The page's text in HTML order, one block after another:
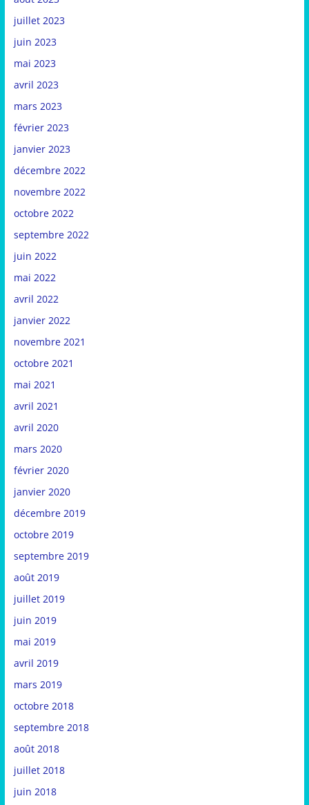
juillet 2023
juin 2023
mai 2023
avril 2023
mars 2023
février 2023
janvier 2023
décembre 2022
novembre 2022
octobre 2022
septembre 2022
juin 2022
mai 2022
avril 2022
janvier 2022
novembre 2021
octobre 2021
mai 2021
avril 2021
avril 2020
mars 2020
février 2020
janvier 2020
décembre 2019
octobre 2019
septembre 2019
août 2019
juillet 2019
juin 2019
mai 2019
avril 2019
mars 2019
octobre 2018
septembre 2018
août 2018
juillet 2018
juin 2018